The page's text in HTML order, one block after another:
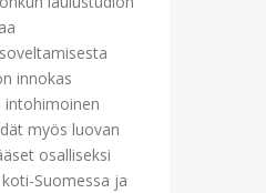
innokas
intohimoinen
myös luovan
osalliseksi
Suomessa ja